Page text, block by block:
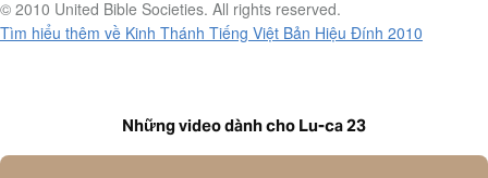
© 2010 United Bible Societies. All rights reserved.
Tìm hiểu thêm về Kinh Thánh Tiếng Việt Bản Hiệu Đính 2010
Những video dành cho Lu-ca 23